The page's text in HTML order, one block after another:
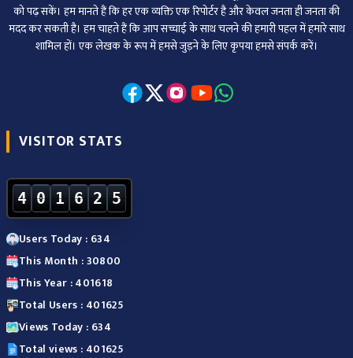
को पढ़ सकें। हम मानते हैं कि हर एक व्यक्ति एक रिपोर्टर है और केवल जनता ही जनता की
मदद कर सकती है। हम चाहते हैं कि आप सच्चाई के साथ चलने की हमारी पहल में हमारे साथ
शामिल हों। एक लेखक के रूप में हमसे जुड़ने के लिए कृपया हमसे संपर्क करें।
VISITOR STATS
4 0 1 6 2 5
Users Today : 634
This Month : 30800
This Year : 401618
Total Users : 401625
Views Today : 634
Total views : 401625